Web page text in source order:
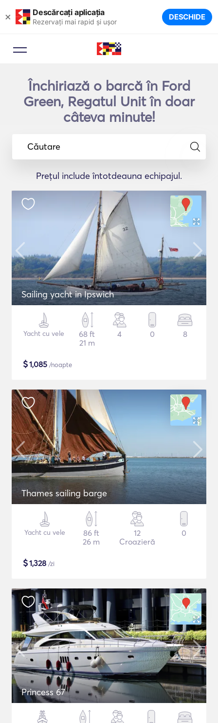
× Descărcați aplicația
Rezervați mai rapid și ușor DESCHIDE
Închiriază o barcă în Ford
Green, Regatul Unit în doar
câteva minute!
Căutare
Prețul include întotdeauna echipajul.
Sailing yacht in Ipswich
Yacht cu vele
68 ft
21 m
4 0 8
$1,085 /noapte
Thames sailing barge
Yacht cu vele
86 ft
26 m
12
Croazieră
0
$1,328 /zi
Princess 67